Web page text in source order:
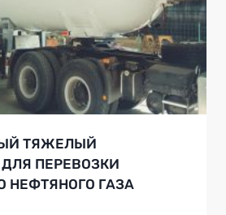
ТЯЖЕЛЫЙ
ПЕРЕВОЗКИ
ГАЗА